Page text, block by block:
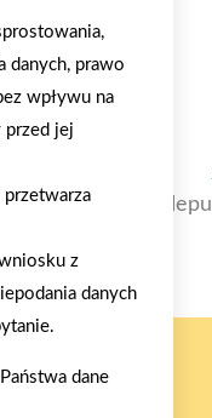
Otwarcie
danych, prawo
wpływu na
przed jej
przetwarza
z
danych
dane